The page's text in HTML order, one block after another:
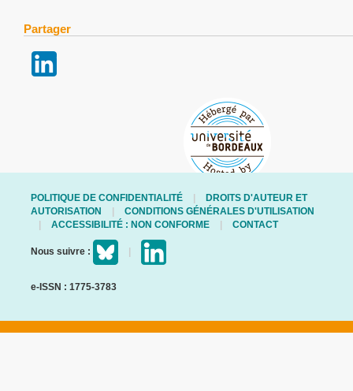
Partager
POLITIQUE DE CONFIDENTIALITÉ
DROITS D'AUTEUR ET
AUTORISATION
CONDITIONS GÉNÉRALES D'UTILISATION
ACCESSIBILITÉ : NON CONFORME
CONTACT
Nous suivre :
e-ISSN : 1775-3783